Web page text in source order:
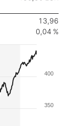
13,96
0,04 %
350
400